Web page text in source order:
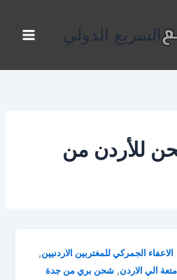
السريع الدولي
للأردن من
الاعفاء الجمركي للمغتربين الاردنيين,
الي الاردن,شحن بري من جدة